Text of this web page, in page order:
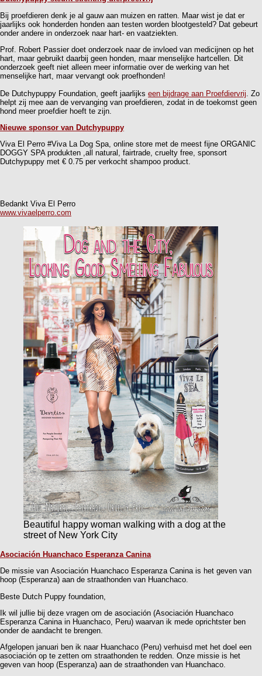
Bij proefdieren denk je al gauw aan muizen en ratten. Maar wist je dat er
jaarlijks ook honderden honden aan testen worden blootgesteld? Dat gebeurt
onder andere in onderzoek naar hart- en vaatziekten.
Prof. Robert Passier doet onderzoek naar de invloed van medicijnen op het
hart, maar gebruikt daarbij geen honden, maar menselijke hartcellen. Dit
onderzoek geeft niet alleen meer informatie over de werking van het
menselijke hart, maar vervangt ook proefhonden!
De Dutchypuppy Foundation, geeft jaarlijks een bijdrage aan Proefdiervrij . Zo
helpt zij mee aan de vervanging van proefdieren, zodat in de toekomst geen
hond meer proefdier hoeft te zijn.
Nieuwe sponsor van Dutchypuppy
Viva El Perro #Viva La Dog Spa, online store met de meest fijne ORGANIC
DOGGY SPA produkten ,all natural, fairtrade, cruelty free, sponsort
Dutchypuppy met € 0.75 per verkocht shampoo product.
Bedankt Viva El Perro
www.vivaelperro.com
Beautiful happy woman walking with a dog at the
street of New York City
Asociación Huanchaco Esperanza Canina
De missie van Asociación Huanchaco Esperanza Canina is het geven van
hoop (Esperanza) aan de straathonden van Huanchaco.
Beste Dutch Puppy foundation,
Ik wil jullie bij deze vragen om de asociación (Asociación Huanchaco
Esperanza Canina in Huanchaco, Peru) waarvan ik mede oprichtster ben
onder de aandacht te brengen.
Afgelopen januari ben ik naar Huanchaco (Peru) verhuisd met het doel een
asociación op te zetten om straathonden te redden. Onze missie is het
geven van hoop (Esperanza) aan de straathonden van Huanchaco.